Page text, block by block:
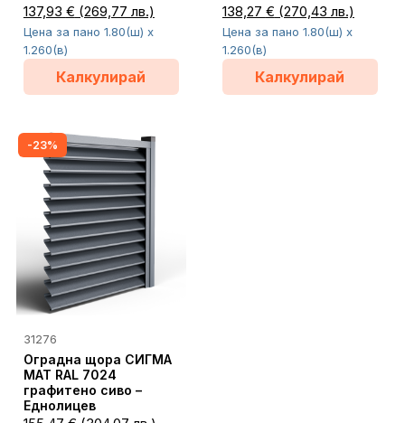
137,93 € (269,77 лв.)
Цена за пано 1.80(ш) x
1.260(в)
Калкулирай
138,27 € (270,43 лв.)
Цена за пано 1.80(ш) x
1.260(в)
Калкулирай
-23%
31276
Оградна щора СИГМА
MAT RAL 7024
графитено сиво –
Еднолицев